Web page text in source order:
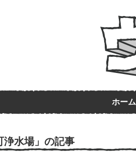
ホーム
浄水場」の記事